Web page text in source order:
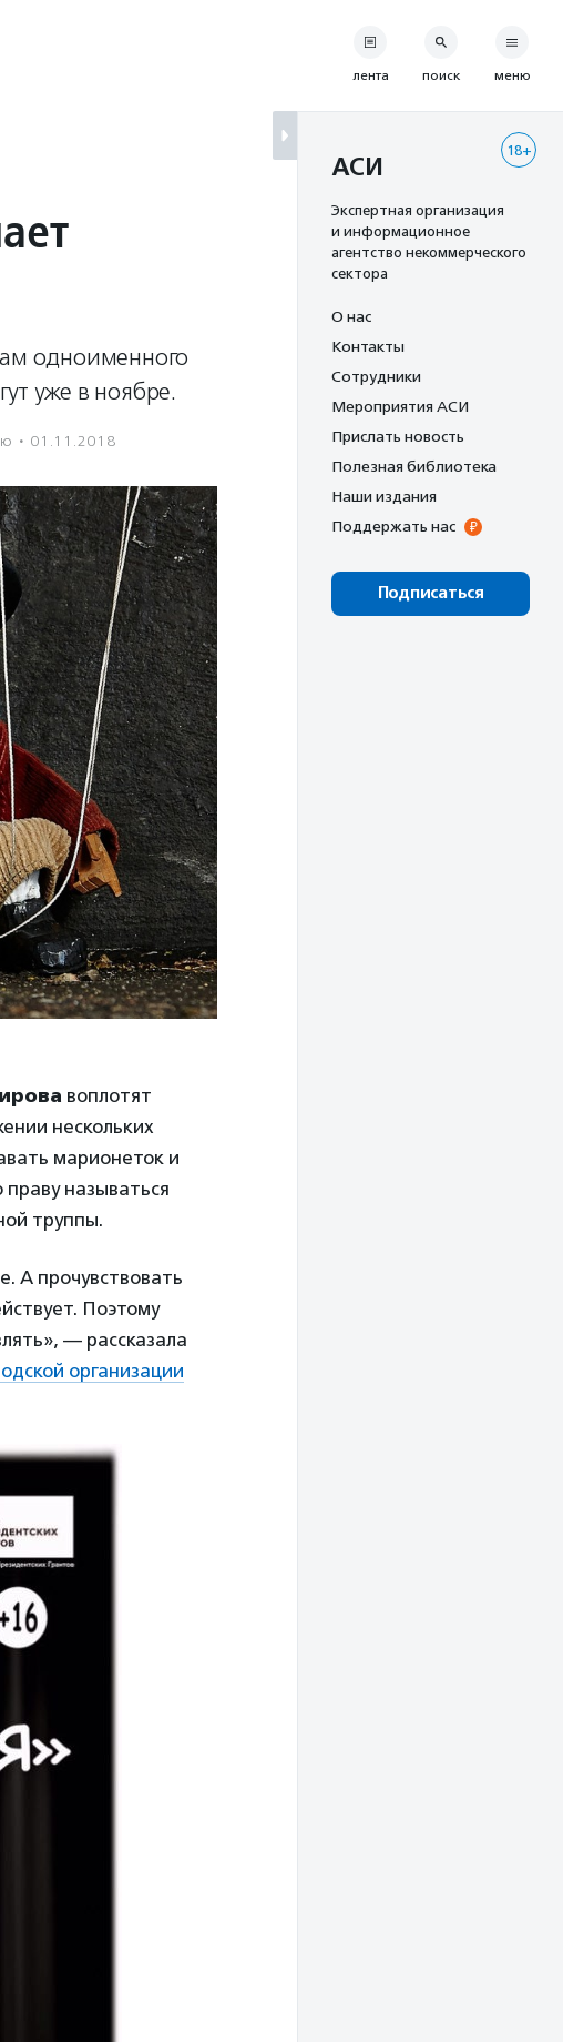
одноименного
уже в ноябре.
· 01.11.2018
воплотят
нескольких
марионеток и
называться
труппы.
А прочувствовать
Поэтому
— рассказала
организации
лента поиск меню
18+
АСИ
Экспертная организация
и информационное
агентство некоммерческого
сектора
О нас
Контакты
Сотрудники
Мероприятия АСИ
Прислать новость
Полезная библиотека
Наши издания
Поддержать нас
Подписаться